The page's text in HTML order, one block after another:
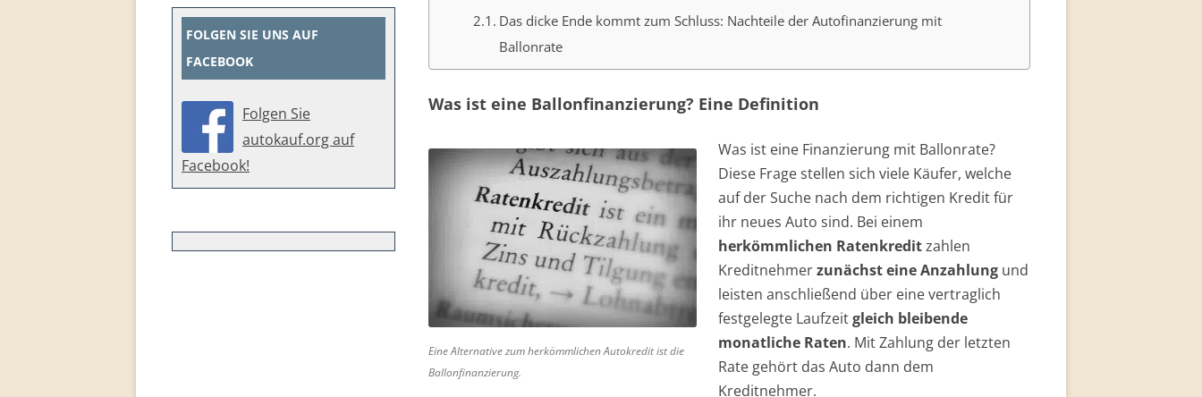
Was ist eine Ballonfinanzierung? Eine Definition
Eine Alternative zum herkömmlichen Autokredit ist die
Ballonfinanzierung.
auf der Suche nach dem richtigen Kredit für
herkömmlichen Ratenkreditzahlen
Kreditnehmerzunächst eine Anzahlungund
leisten anschließend über eine vertraglich
festgelegte Laufzeitgleich bleibende
monatliche Raten. Mit Zahlung der letzten
Rate gehört das Auto dann dem
Kreditnehmer.
Es gibt jedoch nochweitere Formen der Kfz-Finanzierung. Dazu zählt die sogenannte
Ballonfinanzierung. Doch wodurch zeichnet sich diese aus und warum trägt sie diesen
FOLGEN SIE UNS AUF
FACEBOOK
Folgen Sie
autokauf.org auf
Facebook!